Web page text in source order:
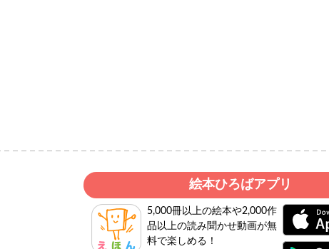
絵本ひろばアプリ
5,000冊以上の絵本や2,000作
品以上の読み聞かせ動画が無
料で楽しめる！